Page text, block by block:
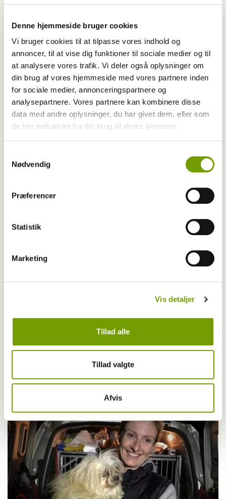
Denne hjemmeside bruger cookies
Vi bruger cookies til at tilpasse vores indhold og
annoncer, til at vise dig funktioner til sociale medier og til
at analysere vores trafik. Vi deler også oplysninger om
din brug af vores hjemmeside med vores partnere inden
for sociale medier, annonceringspartnere og
analysepartnere. Vores partnere kan kombinere disse
data med andre oplysninger, du har givet dem, eller som
de har indsamlet fra din brug af deres tjenester.
Nødvendig
Præferencer
Statistik
Marketing
Vis detaljer
Tillad alle
Tillad valgte
Afvis
Hundene fra Lolland har kørt på pumperne
Aktuelt
Så skete det igen: Hundehvalp reddet fra bil